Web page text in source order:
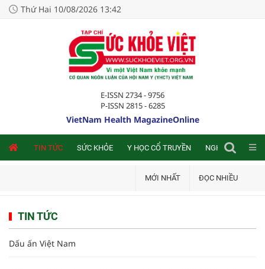
Thứ Hai 10/08/2026 13:42
E-ISSN 2734 - 9756
P-ISSN 2815 - 6285
VietNam Health MagazineOnline
TIN TỨC SỨC KHỎE Y HỌC CỔ TRUYỀN NGHIÊN CỨU
MỚI NHẤT ĐỌC NHIỀU
TIN TỨC
Dấu ấn Việt Nam